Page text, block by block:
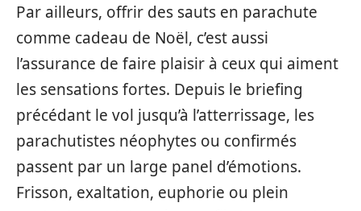
Par ailleurs, offrir des sauts en parachute
comme cadeau de Noël, c’est aussi
l’assurance de faire plaisir à ceux qui aiment
les sensations fortes. Depuis le briefing
précédant le vol jusqu’à l’atterrissage, les
parachutistes néophytes ou confirmés
passent par un large panel d’émotions.
Frisson, exaltation, euphorie ou plein